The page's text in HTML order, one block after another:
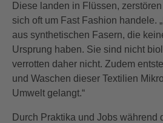
Diese landen in Flüssen,
sich oft um Fast Fashion handele.
aus synthetischen Fasern, die
Ursprung haben. Sie sind nicht
verrotten daher nicht. Zudem
und Waschen dieser Textilien
Umwelt gelangt.“
Durch Praktika und Jobs während